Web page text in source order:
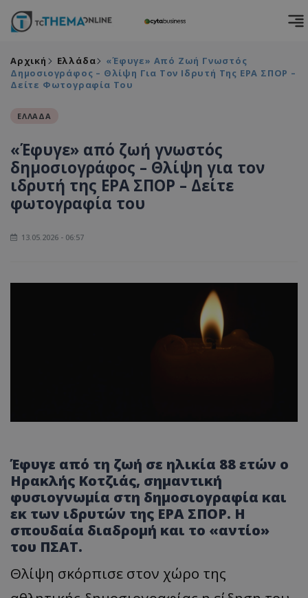
Αρχική Ελλάδα
«Έφυγε» Από Ζωή Γνωστός
Δημοσιογράφος – Θλίψη Για Τον Ιδρυτή Της ΕΡΑ ΣΠΟΡ –
Δείτε Φωτογραφία Του
ΕΛΛΑΔΑ
«Έφυγε» από ζωή γνωστός
δημοσιογράφος – Θλίψη για τον
ιδρυτή της ΕΡΑ ΣΠΟΡ – Δείτε
φωτογραφία του
13.05.2026 - 06:57
Έφυγε από τη ζωή σε ηλικία 88 ετών ο
Ηρακλής Κοτζιάς, σημαντική
φυσιογνωμία στη δημοσιογραφία και
εκ των ιδρυτών της ΕΡΑ ΣΠΟΡ. Η
σπουδαία διαδρομή και το «αντίο»
του ΠΣΑΤ.
Θλίψη σκόρπισε στον χώρο της